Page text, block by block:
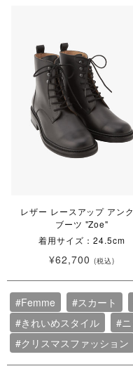
レザー レースアップ アン
ブーツ "Zoe"
着用サイズ：24.5cm
¥62,700 (税込)
#Femme #スカート
#きれいめスタイル
#
#クリスマスファッション